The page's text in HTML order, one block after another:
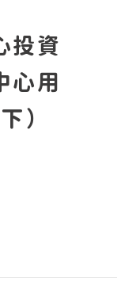
投資
心用
）